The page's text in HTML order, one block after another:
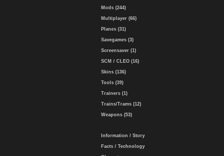
Mods (244)
Multiplayer (66)
Planes (31)
Savegames (3)
Screensaver (1)
SCM / CLEO (16)
Skins (136)
Tools (39)
Trainers (1)
Trains/Trams (12)
Weapons (53)
Information / Story
Facts / Technology